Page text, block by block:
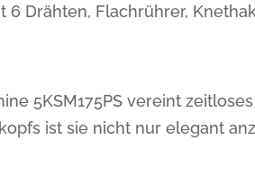
6 Drähten, Flachrührer,
5KSM175PS vereint
ist sie nicht nur elegant